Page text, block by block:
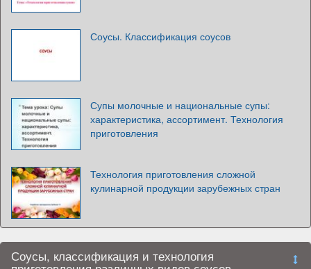
Соусы. Классификация соусов
Супы молочные и национальные супы:
характеристика, ассортимент. Технология
приготовления
Технология приготовления сложной
кулинарной продукции зарубежных стран
Соусы, классификация и технология